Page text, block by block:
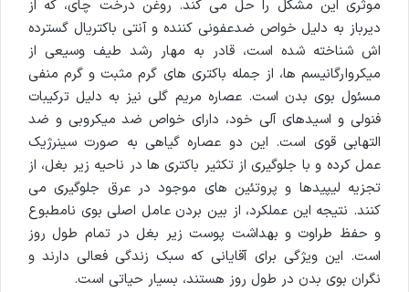
موثری این مشکل را حل می کند. روغن درخت چای، که از
دیرباز به دلیل خواص ضدعفونی کننده و آنتی باکتریال گسترده
اش شناخته شده است، قادر به مهار رشد طیف وسیعی از
میکروارگانیسم ها، از جمله باکتری های گرم مثبت و گرم منفی
مسئول بوی بدن است. عصاره مریم گلی نیز به دلیل ترکیبات
فنولی و اسیدهای آلی خود، دارای خواص ضد میکروبی و ضد
التهابی قوی است. این دو عصاره گیاهی به صورت سینرژیک
عمل کرده و با جلوگیری از تکثیر باکتری ها در ناحیه زیر بغل، از
تجزیه لیپیدها و پروتئین های موجود در عرق جلوگیری می
کنند. نتیجه این عملکرد، از بین بردن عامل اصلی بوی نامطبوع
و حفظ طراوت و بهداشت پوست زیر بغل در تمام طول روز
است. این ویژگی برای آقایانی که سبک زندگی فعالی دارند و
نگران بوی بدن در طول روز هستند، بسیار حیاتی است.